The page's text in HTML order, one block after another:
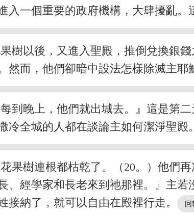
入一個重要的政府機構，大肆擾亂。
樹以後，又進入聖殿，推倒兌換銀
然而，他們卻暗中設法怎樣除滅主耶
到晚上，他們就出城去。』這是第
冷全城的人都在談論主如何潔淨聖殿。
果樹連根都枯乾了。（20。）他們
、經學家和長老來到祂那裡。』主
接納了，就可以自由在殿裡行走。